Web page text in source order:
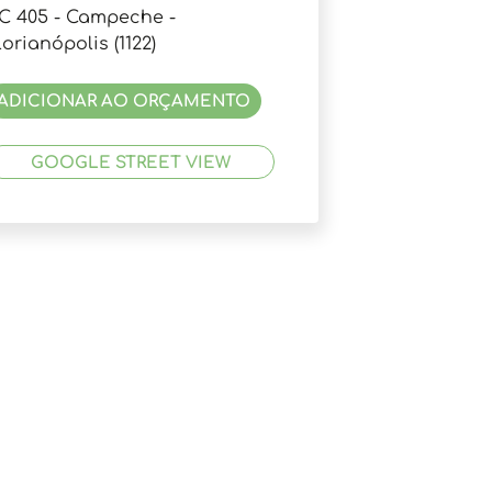
405 - Campeche -
(1122)
AO ORÇAMENTO
GOOGLE STREET VIEW